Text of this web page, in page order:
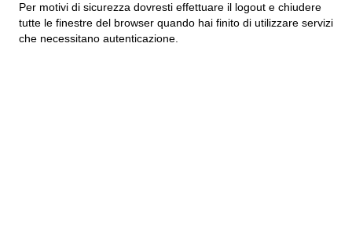
Per motivi di sicurezza dovresti effettuare il logout e chiudere
tutte le finestre del browser quando hai finito di utilizzare servizi
che necessitano autenticazione.